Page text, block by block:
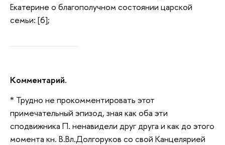
Екатерине о благополучном состоянии царской
семьи: [6];
Комментарий.
* Трудно не прокомментировать этот
примечательный эпизод, зная как оба эти
сподвижника П. ненавидели друг друга и как до этого
момента кн. В.Вл.Долгоруков со свой Канцелярией